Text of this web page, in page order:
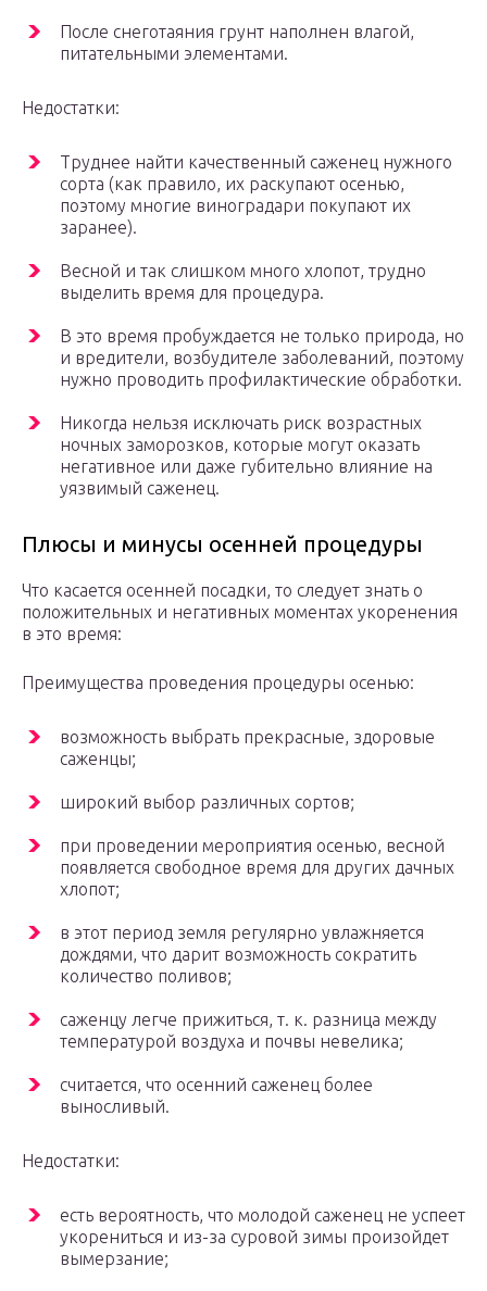
После снеготаяния грунт наполнен влагой,
питательными элементами.
Недостатки:
Труднее найти качественный саженец нужного
сорта (как правило, их раскупают осенью,
поэтому многие виноградари покупают их
заранее).
Весной и так слишком много хлопот, трудно
выделить время для процедура.
В это время пробуждается не только природа, но
и вредители, возбудителе заболеваний, поэтому
нужно проводить профилактические обработки.
Никогда нельзя исключать риск возрастных
ночных заморозков, которые могут оказать
негативное или даже губительно влияние на
уязвимый саженец.
Плюсы и минусы осенней процедуры
Что касается осенней посадки, то следует знать о
положительных и негативных моментах укоренения
в это время:
Преимущества проведения процедуры осенью:
возможность выбрать прекрасные, здоровые
саженцы;
широкий выбор различных сортов;
при проведении мероприятия осенью, весной
появляется свободное время для других дачных
хлопот;
в этот период земля регулярно увлажняется
дождями, что дарит возможность сократить
количество поливов;
саженцу легче прижиться, т. к. разница между
температурой воздуха и почвы невелика;
считается, что осенний саженец более
выносливый.
Недостатки:
есть вероятность, что молодой саженец не успеет
укорениться и из-за суровой зимы произойдет
вымерзание;